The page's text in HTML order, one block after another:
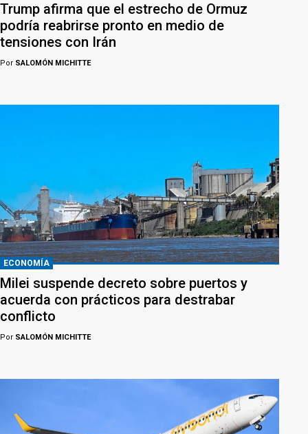
Trump afirma que el estrecho de Ormuz
podría reabrirse pronto en medio de
tensiones con Irán
Por SALOMÓN MICHITTE
ECONOMÍA
Milei suspende decreto sobre puertos y
acuerda con prácticos para destrabar
conflicto
Por SALOMÓN MICHITTE